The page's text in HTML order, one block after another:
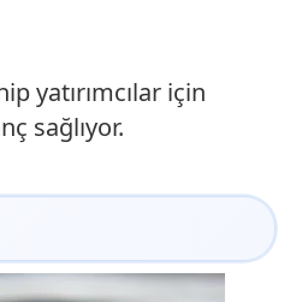
yatırımcılar için
sağlıyor.